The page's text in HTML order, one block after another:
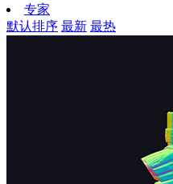
专家
默认排序 最新 最热